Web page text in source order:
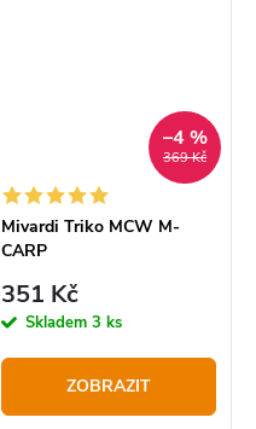
369 Kč
–4 %
Mivardi Triko MCW M-
CARP
351 Kč
Skladem 3 ks
ZOBRAZIT